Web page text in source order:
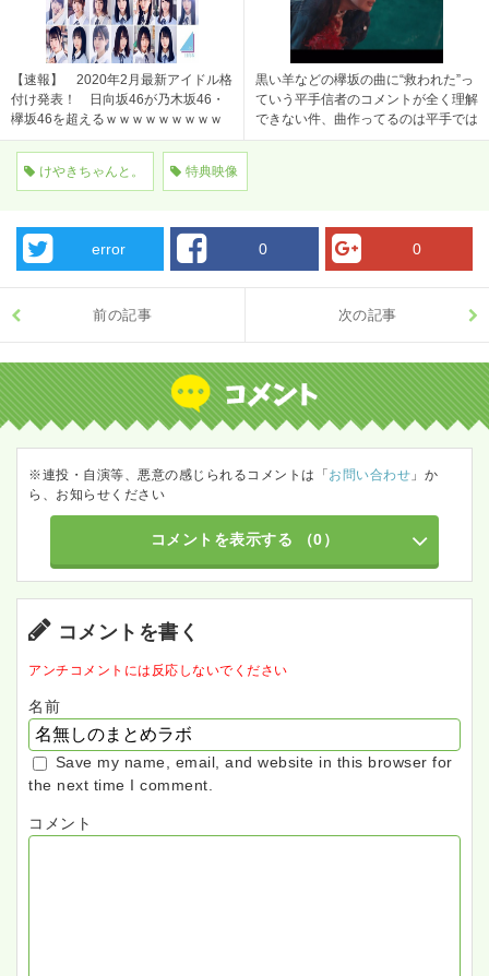
【速報】 2020年2月最新アイドル格
付け発表！ 日向坂46が乃木坂46・
欅坂46を超えるｗｗｗｗｗｗｗｗｗ
ｗｗ
黒い羊などの欅坂の曲に“救われた”っ
ていう平手信者のコメントが全く理解
できない件、曲作ってるのは平手では
なく大人
けやきちゃんと。 特典映像
error 0 0
前の記事 次の記事
※連投・自演等、悪意の感じられるコメントは「 お問い合わせ 」か
ら、お知らせください
コメントを表示する （0）
コメントを書く
アンチコメントには反応しないでください
名前
Save my name, email, and website in this browser for
the next time I comment.
コメント